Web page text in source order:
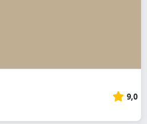
9,0